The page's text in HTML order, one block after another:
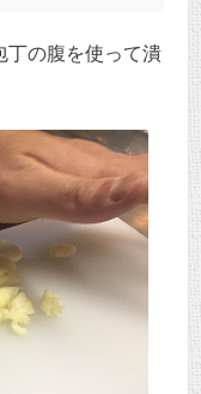
丁の腹を使って潰